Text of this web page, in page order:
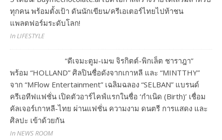
ทุกคน พร้อมตั้งเป้า ดันนักเขียน/ครีเอเตอร์ไทยไปท้าชน
แพลตฟอร์มระดับโลก!
In LIFESTYLE
“ดีเจมะตูม-เมฆ จิรกิตต์-พิกเล็ต ชาราฎา”
พร้อม “HOLLAND” ศิลปินชื่อดังจากเกาหลี และ “MINTTHY”
จาก “MFlow Entertainment” เฉลิมฉลอง “SELBAN” แบรนด์
ครีเอทีฟแฟชั่น เปิดตัวอาร์ไคฟ์แรกในชื่อ ‘กำเนิด (Birth)’ เชื่อม
คัลเจอร์เกาหลี-ไทย ผ่านแฟชั่น ความงาม ดนตรี การแสดง และ
ศิลปะ เข้าด้วยกัน
In NEWS ROOM